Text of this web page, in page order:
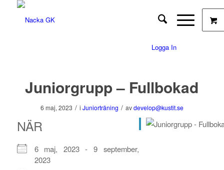
Logga In
Juniorgrupp – Fullbokad
6 maj, 2023 / i Juniorträning / avdevelop@kustit.se
NÄR
6 maj, 2023 - 9 september,
2023